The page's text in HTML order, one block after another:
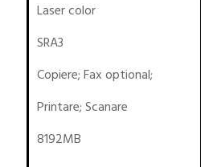
Laser color
SRA3
Copiere;Fax optional;
Printare;Scanare
8192MB